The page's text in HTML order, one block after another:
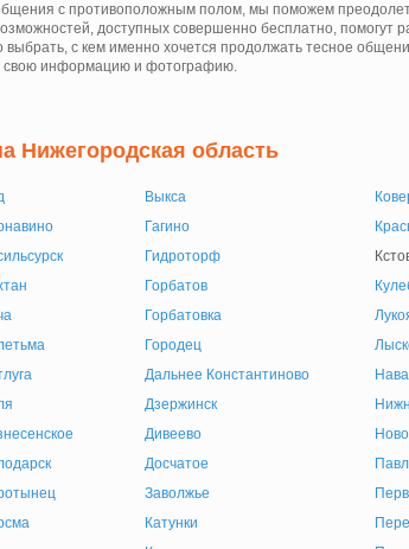
с противоположным полом, мы поможем
доступных совершенно бесплатно, помогут
выбрать, с кем именно хочется продолжать тесное
свою информацию и фотографию.
Нижегородская область
Выкса
Гагино
Гидроторф
Горбатов
Горбатовка
Городец
Дальнее Константиново
Дзержинск
Дивеево
Досчатое
Заволжье
Катунки